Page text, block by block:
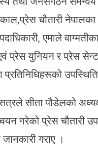
चौतारी
एमाले
प्रेस युनियन र प्रेस
सीता पौडेलको
गरेको प्रेस चौतारी
गराए ।